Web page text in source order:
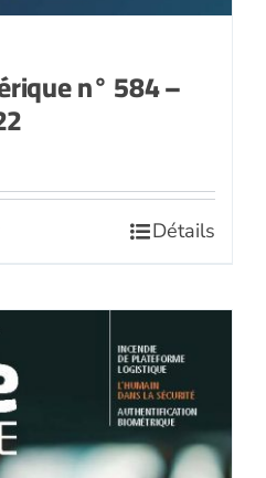
n° 584 –
Détails